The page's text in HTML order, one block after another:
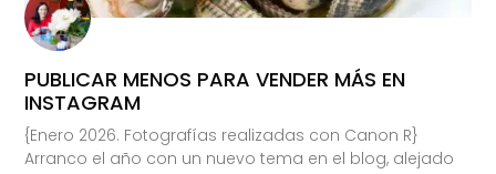
PUBLICAR MENOS PARA VENDER MÁS EN
INSTAGRAM
{Enero 2026. Fotografías realizadas con Canon R}
Arranco el año con un nuevo tema en el blog, alejado